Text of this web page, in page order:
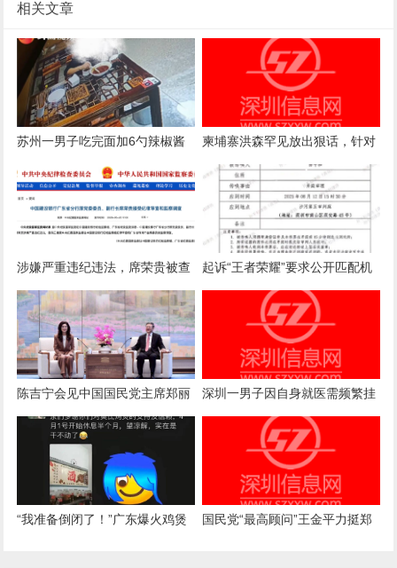
相关文章
苏州一男子吃完面加6勺辣椒酱
被店主曝光，店主回应：气愤，
曝光的本意是希望不要浪费
柬埔寨洪森罕见放出狠话，针对
国内电诈产业下达终极清剿指
令，要求彻查涉案官员
涉嫌严重违纪违法，席荣贵被查
起诉“王者荣耀”要求公开匹配机
制案一审诉求被驳回，法院：属
商业秘密，公开或导致被滥用
陈吉宁会见中国国民党主席郑丽
文
深圳一男子因自身就医需频繁挂
号，自学编写抢号脚本，发
现“商机”后与妻子分工合作，代
抢各大医院号源，涉案金额超57
万元，二人均获刑
“我准备倒闭了！”广东爆火鸡煲
国民党“最高顾问”王金平力挺郑